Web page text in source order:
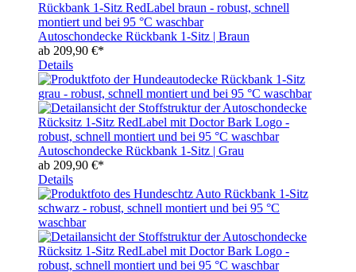
Autoschondecke Rückbank 1-Sitz | Braun
ab 209,90 €*
Details
Autoschondecke Rückbank 1-Sitz | Grau
ab 209,90 €*
Details